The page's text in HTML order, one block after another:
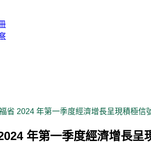
省 2024 年第一季度經濟增長呈現積極信
年第一季度經濟增長呈